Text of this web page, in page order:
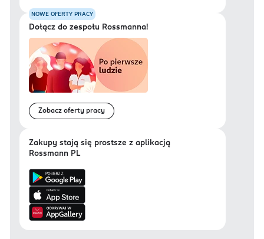
NOWE OFERTY PRACY
Dołącz do zespołu Rossmanna!
Zobacz oferty pracy
Zakupy stają się prostsze z aplikacją
Rossmann PL